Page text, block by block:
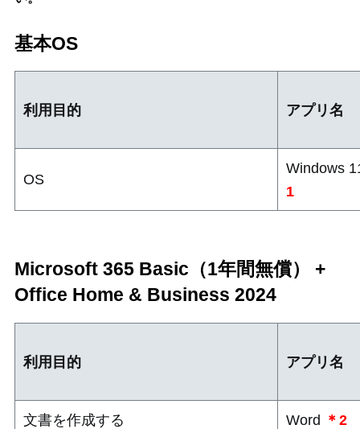
基本OS
利用目的 アプリ名
OS
Windows
1
Microsoft 365 Basic（1年間無償） +
Office Home & Business 2024
利用目的 アプリ名
文書を作成する Word ＊2